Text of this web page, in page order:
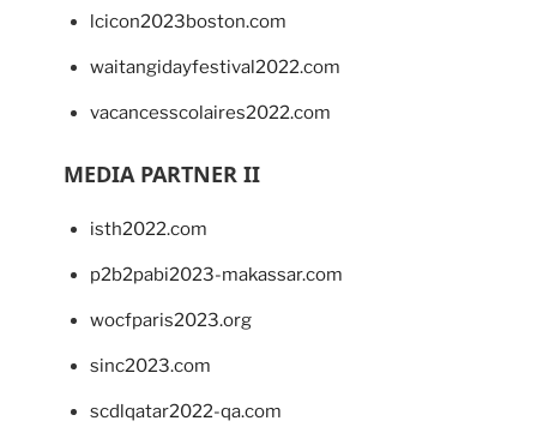
lcicon2023boston.com
waitangidayfestival2022.com
vacancesscolaires2022.com
MEDIA PARTNER II
isth2022.com
p2b2pabi2023-makassar.com
wocfparis2023.org
sinc2023.com
scdlqatar2022-qa.com